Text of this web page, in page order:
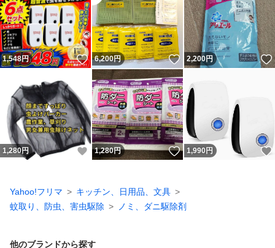
1,548円 いいね！
6,200円 いいね！
2,200円
1,280円 いいね！
1,280円 いいね！
1,990 円
Yahoo!フリマ
キッチン、日用品、文具
蚊取り、防虫、害虫駆除
ノミ、ダニ駆除剤
他のブランドから探す